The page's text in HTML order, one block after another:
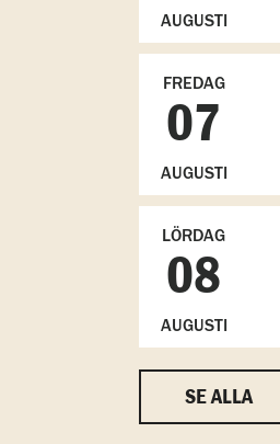
AUGUSTI
FREDAG
07
AUGUSTI
LÖRDAG
08
AUGUSTI
SE ALLA